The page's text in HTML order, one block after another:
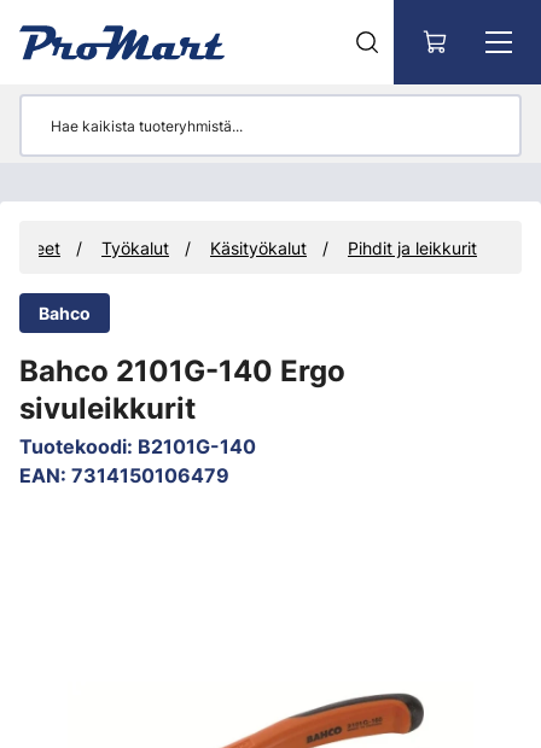
Työkalut Käsityökalut Pihdit ja leikkurit
Bahco
Bahco 2101G-140 Ergo
sivuleikkurit
Tuotekoodi: B2101G-140
EAN: 7314150106479